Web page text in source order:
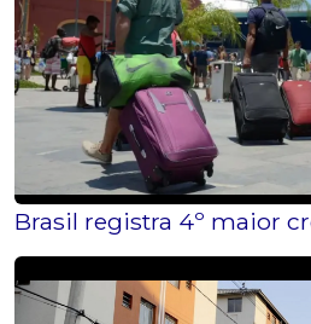
Brasil registra 4º maior